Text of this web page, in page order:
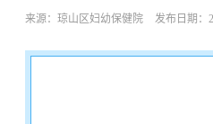
来源：琼山区妇幼保健院 发布日期：